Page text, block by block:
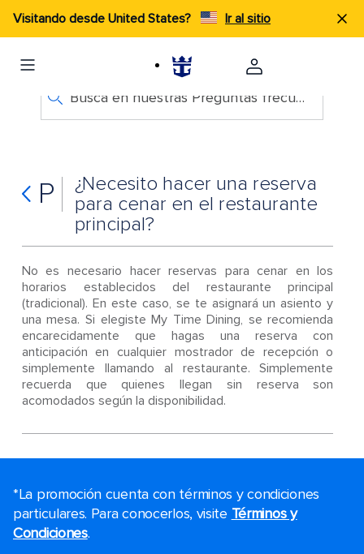
Visitando desde United States? Ir al sitio
Busca en nuestras Preguntas frecuentes
P
¿Necesito hacer una reserva
para cenar en el restaurante
principal?
No es necesario hacer reservas para cenar en los
horarios establecidos del restaurante principal
(tradicional). En este caso, se te asignará un asiento y
una mesa. Si elegiste My Time Dining, se recomienda
encarecidamente que hagas una reserva con
anticipación en cualquier mostrador de recepción o
simplemente llamando al restaurante. Simplemente
recuerda que quienes llegan sin reserva son
acomodados según la disponibilidad.
*La promoción cuenta con términos y condiciones
particulares. Para conocerlos, visite Términos y
Condiciones.